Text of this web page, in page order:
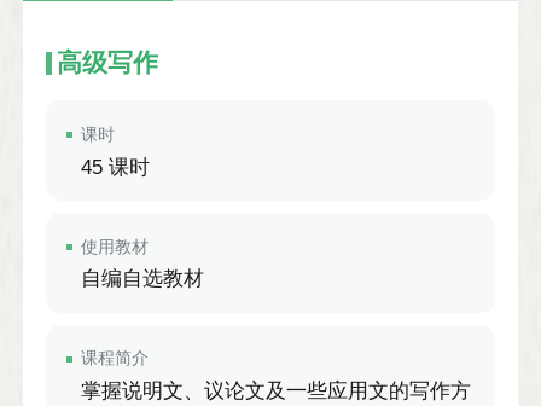
高级写作
课时
45 课时
使用教材
自编自选教材
课程简介
掌握说明文、议论文及一些应用文的写作方